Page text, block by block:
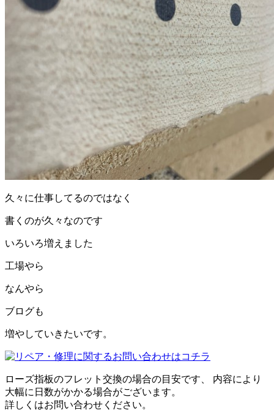
久々に仕事してるのではなく
書くのが久々なのです
いろいろ増えました
工場やら
なんやら
ブログも
増やしていきたいです。
ローズ指板のフレット交換の場合の目安です、 内容により
大幅に日数がかかる場合がございます。
詳しくはお問い合わせください。